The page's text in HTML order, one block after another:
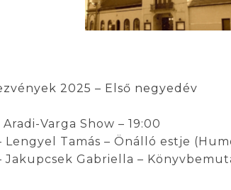
2025 – Első negyedév
Aradi-Varga Show – 19:00
Lengyel Tamás – Önálló estje
Jakupcsek Gabriella –